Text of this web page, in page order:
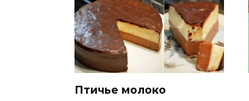
Птичье молоко